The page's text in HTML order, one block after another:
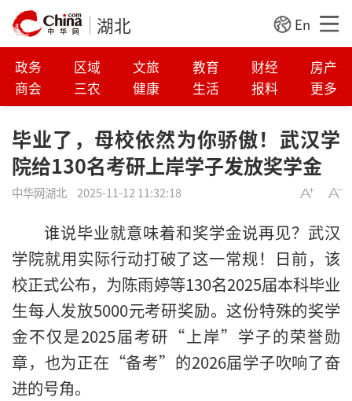
湖北 En
政务 区域 文旅 教育 财经
房产
商会
三农 健康 生活 报料 更多
毕业了，母校依然为你骄傲！武汉学
院给130名考研上岸学子发放奖学金
中华网湖北 2025-11-12 11:32:18
谁说毕业就意味着和奖学金说再见？武汉
学院就用实际行动打破了这一常规！日前，该
校正式公布，为陈雨婷等130名2025届本科毕业
生每人发放5000元考研奖励。这份特殊的奖学
金不仅是2025届考研“上岸”学子的荣誉勋
章，也为正在“备考”的2026届学子吹响了奋
进的号角。